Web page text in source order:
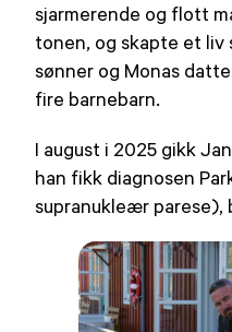
sjarmerende og flott
tonen, og skapte et liv
sønner og Monas
fire barnebarn.
I august i 2025 gikk
han fikk diagnosen
supranukleær parese),